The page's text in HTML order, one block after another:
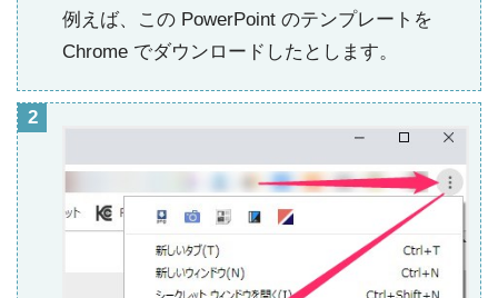
例えば、この PowerPoint のテンプレートを
Chrome でダウンロードしたとします。